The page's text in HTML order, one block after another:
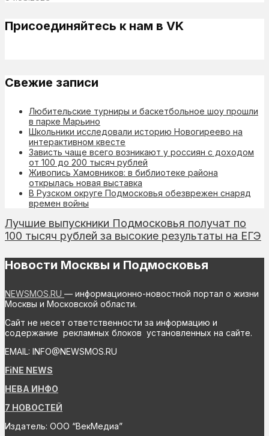
Присоединяйтесь к нам в VK
Свежие записи
Любительские турниры и баскетбольное шоу прошли
в парке Марьино
Школьники исследовали историю Новогиреево на
интерактивном квесте
Зависть чаще всего возникают у россиян с доходом
от 100 до 200 тысяч рублей
Живопись Хамовников: в библиотеке района
открылась новая выставка
В Рузском округе Подмосковья обезврежен снаряд
времен войны
Лучшие выпускники Подмосковья получат по
100 тысяч рублей за высокие результаты на ЕГЭ
Новости Москвы и Подмосковья
NEWSMOS.RU — информационно-новостной портал о жизни
Москвы и Московской области.
Сайт не несет ответственности за информацию и
содержание рекламных блоков установленных на сайте.
EMAIL: INFO@NEWSMOS.RU
FiNE NEWS
НЕВА ИНФО
7 НОВОСТЕЙ
Издатель: ООО “ВекМедиа”